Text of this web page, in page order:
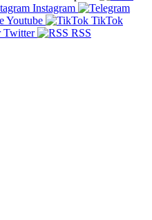
Instagram
Youtube
TikTok
Twitter RSS